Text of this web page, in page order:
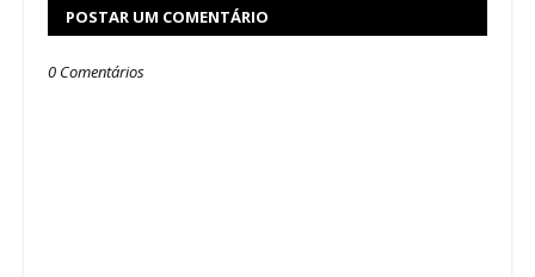
POSTAR UM COMENTÁRIO
0 Comentários